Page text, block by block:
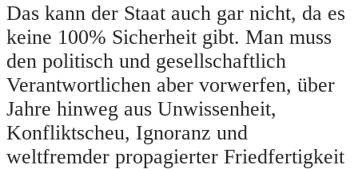
Das kann der Staat auch gar nicht, da es
keine 100% Sicherheit gibt. Man muss
den politisch und gesellschaftlich
Verantwortlichen aber vorwerfen, über
Jahre hinweg aus Unwissenheit,
Konfliktscheu, Ignoranz und
weltfremder propagierter Friedfertigkeit